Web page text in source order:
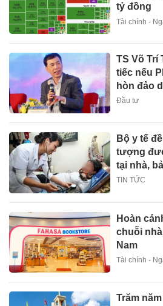
tỷ đồng
Tài chính -
TS Võ Trí
tiếc nếu
hòn đảo
Đầu tư
Bộ y tế
tượng
tại nhà,
TIN TỨC
Hoàn
chuỗi
Nam
Tài chính -
Trăm